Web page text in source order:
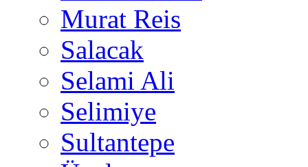
Murat Reis
Salacak
Selami Ali
Selimiye
Sultantepe